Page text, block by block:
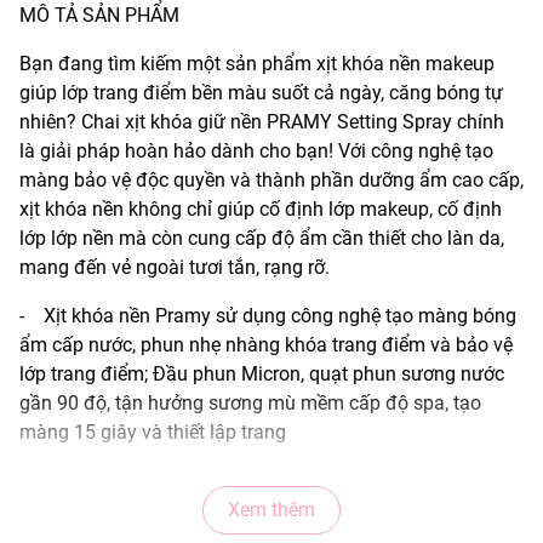
MÔ TẢ SẢN PHẨM
Bạn đang tìm kiếm một sản phẩm xịt khóa nền makeup
giúp lớp trang điểm bền màu suốt cả ngày, căng bóng tự
nhiên? Chai xịt khóa giữ nền PRAMY Setting Spray chính
là giải pháp hoàn hảo dành cho bạn! Với công nghệ tạo
màng bảo vệ độc quyền và thành phần dưỡng ẩm cao cấp,
xịt khóa nền không chỉ giúp cố định lớp makeup, cố định
lớp lớp nền mà còn cung cấp độ ẩm cần thiết cho làn da,
mang đến vẻ ngoài tươi tắn, rạng rỡ.
- Xịt khóa nền Pramy sử dụng công nghệ tạo màng bóng
ẩm cấp nước, phun nhẹ nhàng khóa trang điểm và bảo vệ
lớp trang điểm; Đầu phun Micron, quạt phun sương nước
gần 90 độ, tận hưởng sương mù mềm cấp độ spa, tạo
màng 15 giây và thiết lập trang
trang điểm thêm tươi tắn cả ngày
Xem thêm